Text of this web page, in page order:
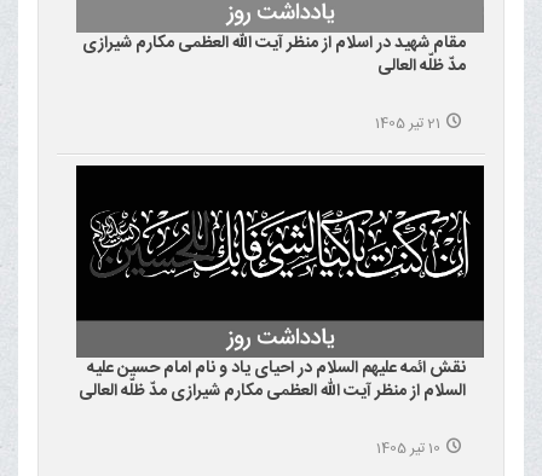
مقام شهید در اسلام از منظر آیت الله العظمی مکارم شیرازی
مدّ ظلّه العالی
21 تیر 1405
نقش ائمه علیهم السلام در احیای یاد و نام امام حسین علیه
السلام از منظر آیت الله العظمی مکارم شیرازی مدّ ظلّه العالی
10 تیر 1405